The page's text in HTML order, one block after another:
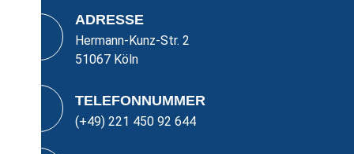
ADRESSE
Hermann-Kunz-Str. 2
51067 Köln
TELEFONNUMMER
(+49) 221 450 92 644